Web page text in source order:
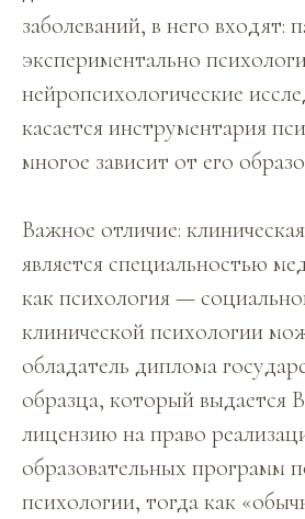
заболеваний, в него входят:
экспериментально
нейропсихологические
касается инструментария
многое зависит от его
Важное отличие:
является специальностью
как психология —
клинической психологии
обладатель диплома
образца, который
лицензию на право
образовательных программ
психологии, тогда как